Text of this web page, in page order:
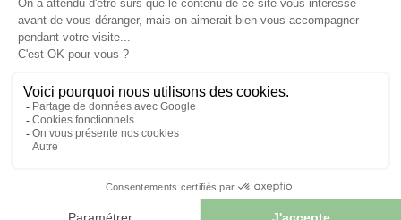
MENTIONS LÉGALES
Conditions générales de vente
Clic